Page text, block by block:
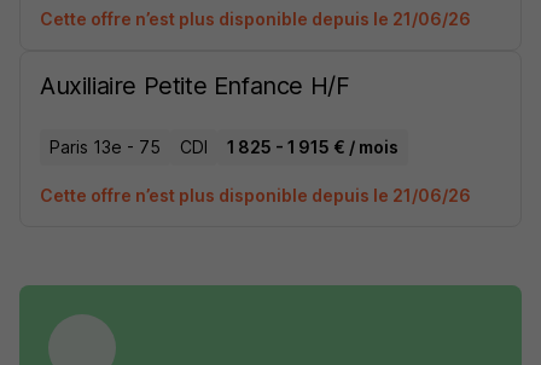
Cette offre n’est plus disponible depuis le 21/06/26
Auxiliaire Petite Enfance H/F
Paris 13e - 75 CDI 1 825 - 1 915 € / mois
Cette offre n’est plus disponible depuis le 21/06/26